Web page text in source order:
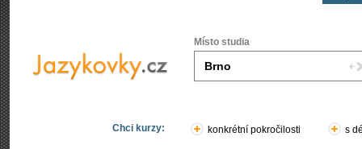
Místo studia
Chci kurzy: konkrétní pokročilosti s